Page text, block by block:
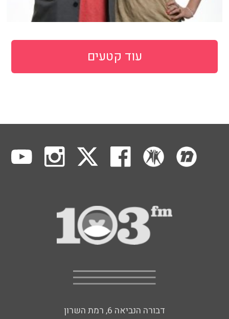
עוד קטעים
דבורה הנביאה 6, רמת השרון